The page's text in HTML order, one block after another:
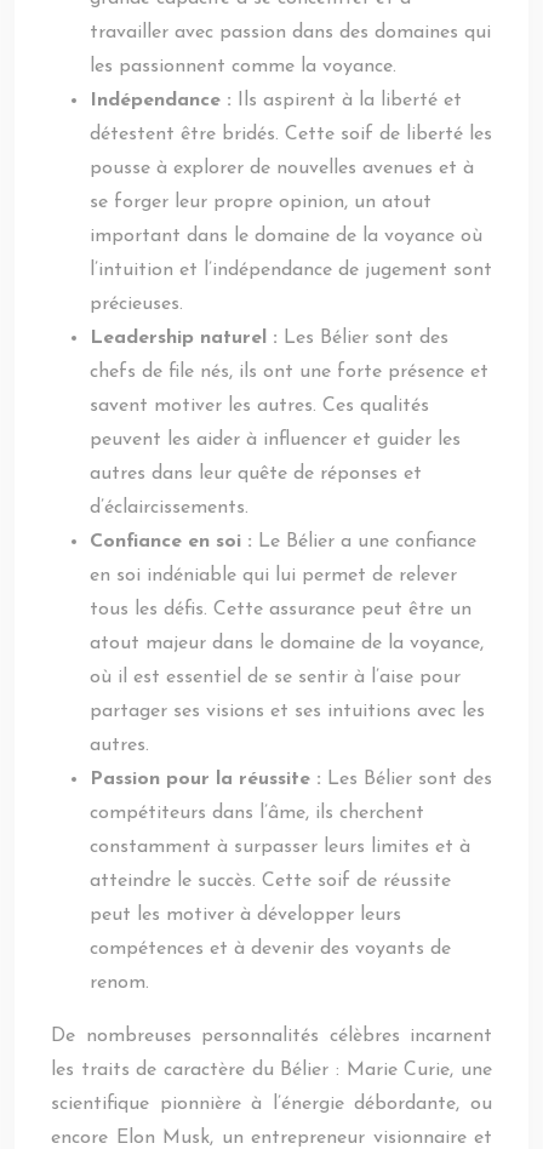
travailler avec passion dans des domaines qui
les passionnent comme la voyance.
Indépendance :
Ils aspirent à la liberté et
détestent être bridés. Cette soif de liberté les
pousse à explorer de nouvelles avenues et à
se forger leur propre opinion, un atout
important dans le domaine de la voyance où
l’intuition et l’indépendance de jugement sont
précieuses.
Leadership naturel : Les Bélier sont des
chefs de file nés, ils ont une forte présence et
savent motiver les autres. Ces qualités
peuvent les aider à influencer et guider les
autres dans leur quête de réponses et
d’éclaircissements.
Confiance en soi : Le Bélier a une confiance
en soi indéniable qui lui permet de relever
tous les défis. Cette assurance peut être un
atout majeur dans le domaine de la voyance,
où il est essentiel de se sentir à l’aise pour
partager ses visions et ses intuitions avec les
autres.
Passion pour la réussite : Les Bélier sont des
compétiteurs dans l’âme, ils cherchent
constamment à surpasser leurs limites et à
atteindre le succès. Cette soif de réussite
peut les motiver à développer leurs
compétences et à devenir des voyants de
renom.
De nombreuses personnalités célèbres incarnent
les traits de caractère du Bélier : Marie Curie, une
scientifique pionnière à l’énergie débordante, ou
encore Elon Musk, un entrepreneur visionnaire et